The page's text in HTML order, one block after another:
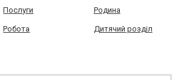
Послуги Родина
Робота Дитячий розділ